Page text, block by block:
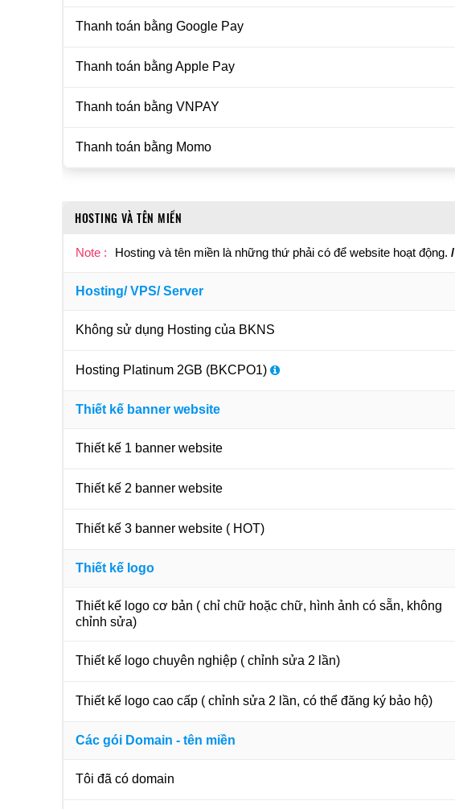
Thanh toán bằng Google Pay
Thanh toán bằng Apple Pay
Thanh toán bằng VNPAY
Thanh toán bằng Momo
HOSTING VÀ TÊN MIỀN
Note : Hosting và tên miền là những thứ phải có để website hoạt động. /
Hosting/ VPS/ Server
Không sử dụng Hosting của BKNS
Hosting Platinum 2GB (BKCPO1)
Thiết kế banner website
Thiết kế 1 banner website
Thiết kế 2 banner website
Thiết kế 3 banner website ( HOT)
Thiết kế logo
Thiết kế logo cơ bản ( chỉ chữ hoặc chữ, hình ảnh có sẵn, không
chỉnh sửa)
Thiết kế logo chuyên nghiệp ( chỉnh sửa 2 lần)
Thiết kế logo cao cấp ( chỉnh sửa 2 lần, có thể đăng ký bảo hộ)
Các gói Domain - tên miền
Tôi đã có domain